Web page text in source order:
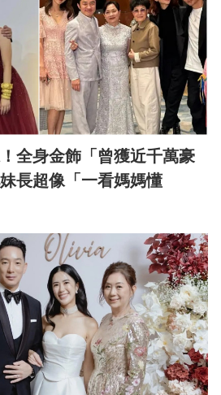
全身金飾「曾獲近千萬豪
長超像「一看媽媽懂